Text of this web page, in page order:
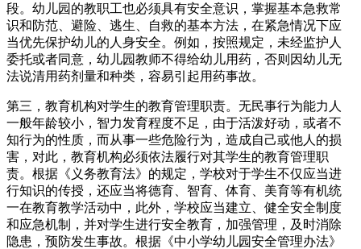
段。幼儿园的教职工也必须具有安全意识，掌握基本急救常
识和防范、避险、逃生、自救的基本方法，在紧急情况下应
当优先保护幼儿的人身安全。例如，按照规定，未经监护人
委托或者同意，幼儿园教师不得给幼儿用药，否则因幼儿无
法说清用药剂量和种类，容易引起用药事故。
第三，教育机构对学生的教育管理职责。无民事行为能力人
一般年龄较小，智力发育程度不足，由于活泼好动，或者不
知行为的性质，而从事一些危险行为，造成自己或他人的损
害，对此，教育机构必须依法履行对其学生的教育管理职
责。根据《义务教育法》的规定，学校对于学生不仅应当进
行知识的传授，还应当将德育、智育、体育、美育等有机统
一在教育教学活动中，此外，学校应当建立、健全安全制度
和应急机制，并对学生进行安全教育，加强管理，及时消除
隐患，预防发生事故。根据《中小学幼儿园安全管理办法》